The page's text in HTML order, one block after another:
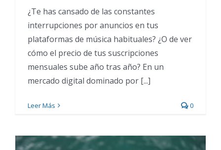
¿Te has cansado de las constantes
interrupciones por anuncios en tus
plataformas de música habituales? ¿O de ver
cómo el precio de tus suscripciones
mensuales sube año tras año? En un
mercado digital dominado por [...]
Leer Más 0